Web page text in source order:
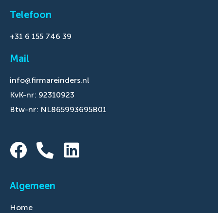
Telefoon
+31 6 155 746 39
Mail
info@firmareinders.nl
KvK-nr: 92310923
Btw-nr: NL865993695B01
Algemeen
Home